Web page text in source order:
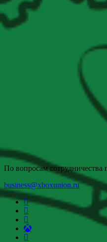
По вопросам сотрудничества
business@xboxunion.ru